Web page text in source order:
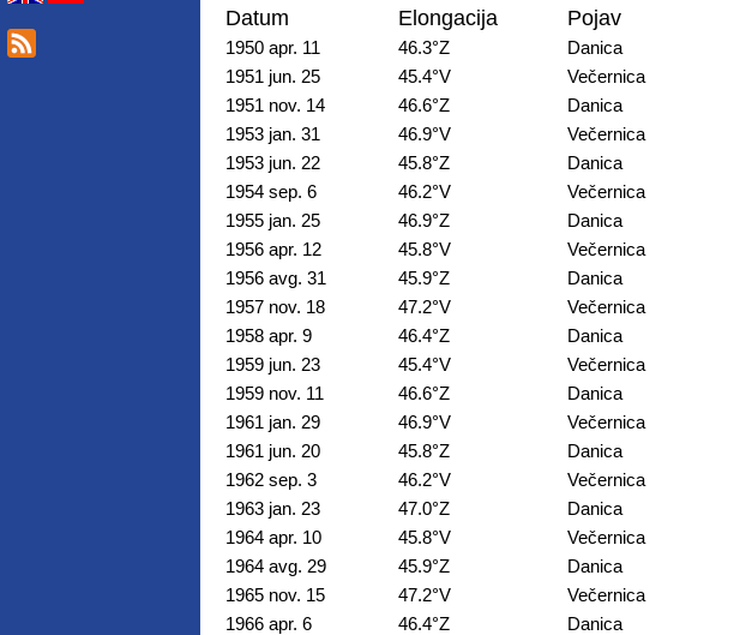
Datum Elongacija Pojav
1950 apr. 11 46.3°Z
Danica
1951 jun. 25
45.4°V
Večernica
1951 nov. 14
46.6°Z
Danica
1953 jan. 31
46.9°V
Večernica
1953 jun. 22
45.8°Z
Danica
1954 sep. 6
46.2°V
Večernica
1955 jan. 25
46.9°Z
Danica
1956 apr. 12
45.8°V
Večernica
1956 avg. 31
45.9°Z
Danica
1957 nov. 18
47.2°V
Večernica
1958 apr. 9
46.4°Z
Danica
1959 jun. 23
45.4°V
Večernica
1959 nov. 11
46.6°Z
Danica
1961 jan. 29
46.9°V
Večernica
1961 jun. 20
45.8°Z
Danica
1962 sep. 3
46.2°V
Večernica
1963 jan. 23
47.0°Z
Danica
1964 apr. 10
45.8°V
Večernica
1964 avg. 29
45.9°Z
Danica
1965 nov. 15
47.2°V
Večernica
1966 apr. 6
46.4°Z
Danica